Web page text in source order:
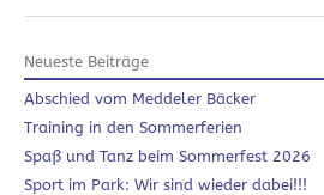
Neueste Beiträge
Abschied vom Meddeler Bäcker
Training in den Sommerferien
Spaß und Tanz beim Sommerfest 2026
Sport im Park: Wir sind wieder dabei!!!